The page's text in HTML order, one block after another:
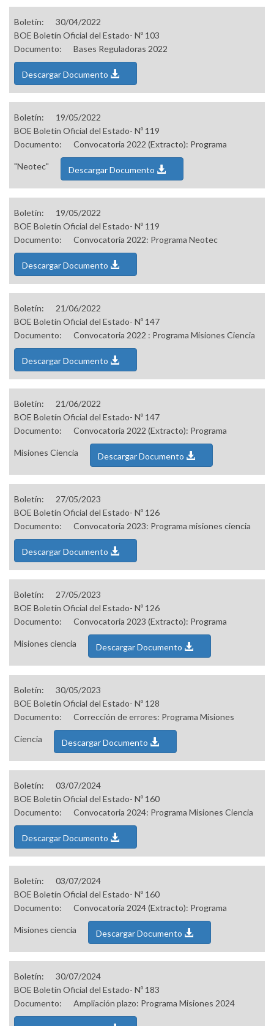
Boletín:
30/04/2022
BOE Boletín Oficial del Estado- Nº 103
Documento:
Bases Reguladoras 2022
Descargar Documento
Boletín:
19/05/2022
BOE Boletín Oficial del Estado- Nº 119
Documento:
Convocatoria 2022 (Extracto): Programa
"Neotec" Descargar Documento
Boletín:
19/05/2022
BOE Boletín Oficial del Estado- Nº 119
Documento:
Convocatoria 2022: Programa Neotec
Descargar Documento
Boletín:
21/06/2022
BOE Boletín Oficial del Estado- Nº 147
Documento:
Convocatoria 2022 : Programa Misiones Ciencia
Descargar Documento
Boletín:
21/06/2022
BOE Boletín Oficial del Estado- Nº 147
Documento:
Convocatoria 2022 (Extracto): Programa
Misiones Ciencia Descargar Documento
Boletín:
27/05/2023
BOE Boletín Oficial del Estado- Nº 126
Documento:
Convocatoria 2023: Programa misiones ciencia
Descargar Documento
Boletín:
27/05/2023
BOE Boletín Oficial del Estado- Nº 126
Documento:
Convocatoria 2023 (Extracto): Programa
Misiones ciencia Descargar Documento
Boletín:
30/05/2023
BOE Boletín Oficial del Estado- Nº 128
Documento:
Corrección de errores: Programa Misiones
Ciencia Descargar Documento
Boletín:
03/07/2024
BOE Boletín Oficial del Estado- Nº 160
Documento:
Convocatoria 2024: Programa Misiones Ciencia
Descargar Documento
Boletín:
03/07/2024
BOE Boletín Oficial del Estado- Nº 160
Documento:
Convocatoria 2024 (Extracto): Programa
Misiones ciencia Descargar Documento
Boletín:
30/07/2024
BOE Boletín Oficial del Estado- Nº 183
Documento:
Ampliación plazo: Programa Misiones 2024